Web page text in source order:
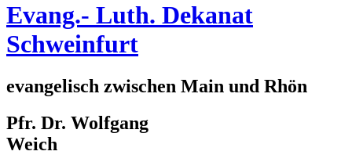
Evang.- Luth. Dekanat
Schweinfurt
evangelisch zwischen Main und Rhön
Pfr. Dr. Wolfgang
Weich